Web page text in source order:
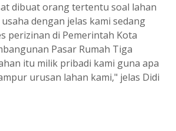
dibuat orang tertentu soal lahan
dengan jelas kami sedang
perizinan di Pemerintah Kota
Pasar Rumah Tiga
itu milik pribadi kami guna apa
urusan lahan kami," jelas Didi